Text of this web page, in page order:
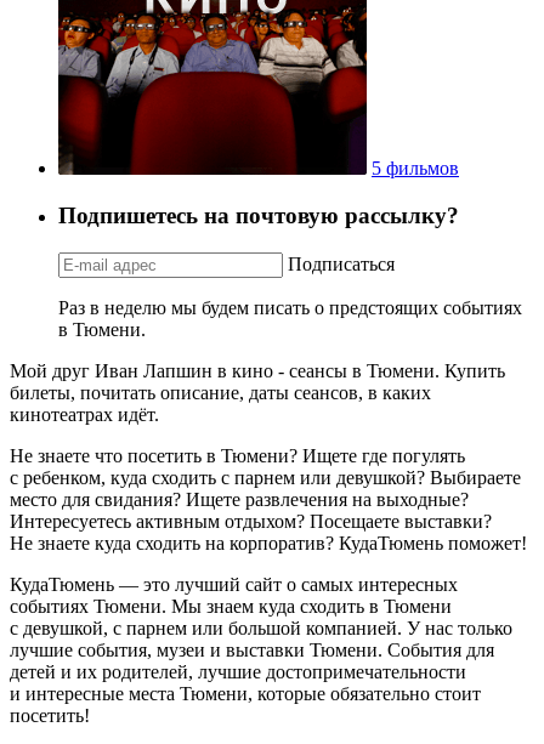
5 фильмов
Подпишетесь на почтовую рассылку?
Подписаться
Раз в неделю мы будем писать о предстоящих событиях
в Тюмени.
Мой друг Иван Лапшин в кино - сеансы в Тюмени. Купить
билеты, почитать описание, даты сеансов, в каких
кинотеатрах идёт.
Не знаете что посетить в Тюмени? Ищете где погулять
с ребенком, куда сходить с парнем или девушкой? Выбираете
место для свидания? Ищете развлечения на выходные?
Интересуетесь активным отдыхом? Посещаете выставки?
Не знаете куда сходить на корпоратив? КудаТюмень поможет!
КудаТюмень — это лучший сайт о самых интересных
событиях Тюмени. Мы знаем куда сходить в Тюмени
с девушкой, с парнем или большой компанией. У нас только
лучшие события, музеи и выставки Тюмени. События для
детей и их родителей, лучшие достопримечательности
и интересные места Тюмени, которые обязательно стоит
посетить!